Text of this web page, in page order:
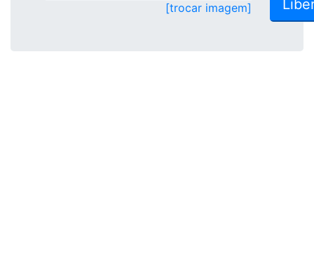
[trocar imagem]